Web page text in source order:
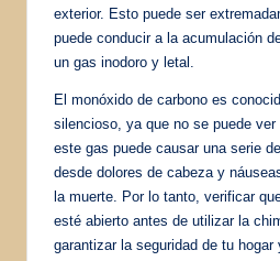
exterior. Esto puede ser
puede conducir a la acumulación
un gas inodoro y letal.
El monóxido de carbono es
silencioso, ya que no se puede
este gas puede causar una serie
desde dolores de cabeza y
la muerte. Por lo tanto, verificar
esté abierto antes de utilizar la
garantizar la seguridad de tu